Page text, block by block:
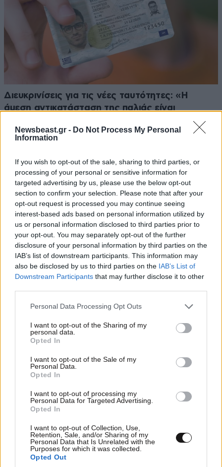
Newsbeast.gr - Do Not Process My Personal
Information
If you wish to opt-out of the sale, sharing to third parties, or
processing of your personal or sensitive information for
targeted advertising by us, please use the below opt-out
section to confirm your selection. Please note that after your
opt-out request is processed you may continue seeing
interest-based ads based on personal information utilized by
us or personal information disclosed to third parties prior to
your opt-out. You may separately opt-out of the further
disclosure of your personal information by third parties on the
IAB’s list of downstream participants. This information may
also be disclosed by us to third parties on the IAB’s List of
Downstream Participants that may further disclose it to other
Please note that this website/app uses one or more Google
not limited to your visit or usage behaviour. You may click to
grant or deny consent to Google and its third-party tags to
use your data for below specified purposes in below Google
consent section.
Personal Data Processing Opt Outs
I want to opt-out of the Sharing of my
personal data.
Opted In
I want to opt-out of the Sale of my
Personal Data.
Opted In
I want to opt-out of processing my
Personal Data for Targeted Advertising.
Opted In
I want to opt-out of Collection, Use,
Retention, Sale, and/or Sharing of my
Personal Data that Is Unrelated with the
Purposes for which it was collected.
Opted Out
Διευκρινίσεις για τις νέες ταυτότητες: «Η
άμεση αντικατάσταση της παλιάς είναι
διαβατήριο»
«Νταντάδες της Γειτονιάς» από την Έλενα
Ράπτη – «Υπάρχει πολύ μεγάλη ανταπόκριση»
και μάθετε πρώτοι όλες τις ειδήσεις